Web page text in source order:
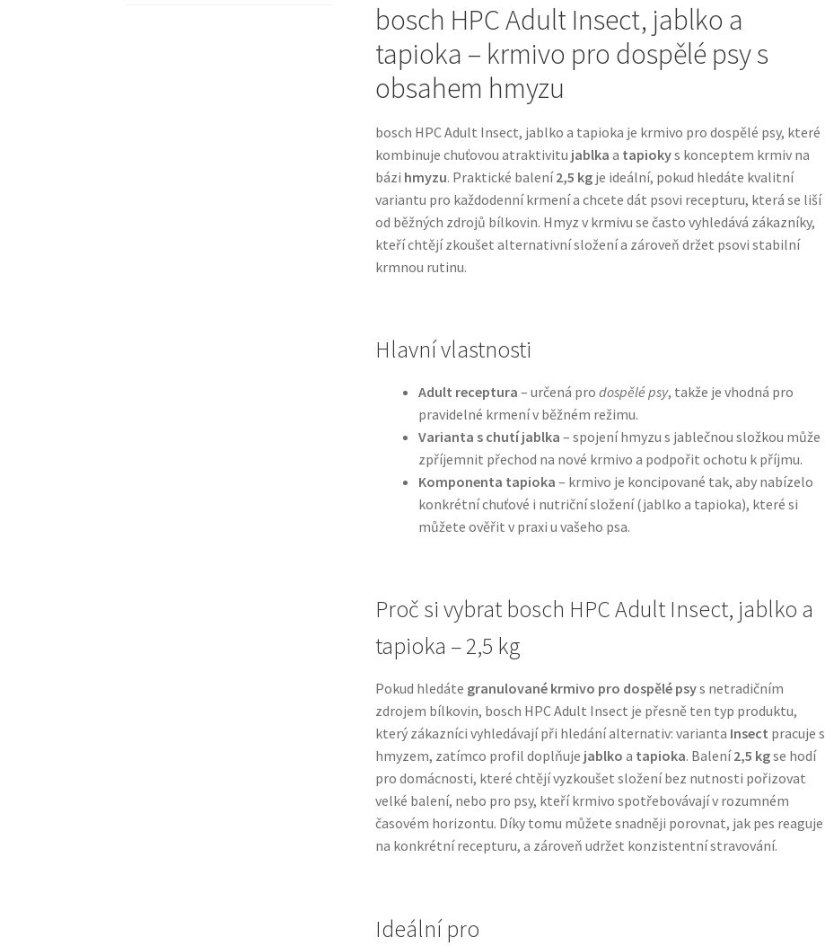
bosch HPC Adult Insect, jablko a
tapioka – krmivo pro dospělé psy s
obsahem hmyzu
bosch HPC Adult Insect, jablko a tapioka je krmivo pro dospělé psy, které
kombinuje chuťovou atraktivitu jablka a tapiokys konceptem krmiv na
bázi hmyzu. Praktické balení2,5 kgje ideální, pokud hledáte kvalitní
variantu pro každodenní krmení a chcete dát psovi recepturu, která se liší
od běžných zdrojů bílkovin. Hmyz v krmivu se často vyhledává zákazníky,
kteří chtějí zkoušet alternativní složení a zároveň držet psovi stabilní
krmnou rutinu.
Hlavní vlastnosti
Adult receptura – určená pro dospělé psy, takže je vhodná pro
pravidelné krmení v běžném režimu.
Varianta s chutí jablka – spojení hmyzu s jablečnou složkou může
zpříjemnit přechod na nové krmivo a podpořit ochotu k příjmu.
Komponenta tapioka – krmivo je koncipované tak, aby nabízelo
konkrétní chuťové i nutriční složení (jablko a tapioka), které si
můžete ověřit v praxi u vašeho psa.
Proč si vybrat bosch HPC Adult Insect, jablko a
tapioka – 2,5 kg
Pokud hledáte granulované krmivo pro dospělé psys netradičním
zdrojem bílkovin, bosch HPC Adult Insect je přesně ten typ produktu,
který zákazníci vyhledávají při hledání alternativ: varianta Insect pracuje s
hmyzem, zatímco profil doplňuje jablko a tapioka. Balení2,5 kgse hodí
pro domácnosti, které chtějí vyzkoušet složení bez nutnosti pořizovat
velké balení, nebo pro psy, kteří krmivo spotřebovávají v rozumném
časovém horizontu. Díky tomu můžete snadněji porovnat, jak pes reaguje
na konkrétní recepturu, a zároveň udržet konzistentní stravování.
Ideální pro